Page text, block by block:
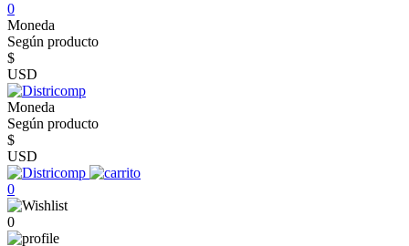
0
Moneda
Según producto
$
USD
Moneda
Según producto
$
USD
0
0